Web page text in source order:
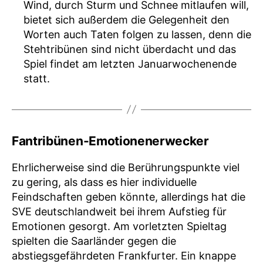
Wind, durch Sturm und Schnee mitlaufen will,
bietet sich außerdem die Gelegenheit den
Worten auch Taten folgen zu lassen, denn die
Stehtribünen sind nicht überdacht und das
Spiel findet am letzten Januarwochenende
statt.
Fantribünen-Emotionenerwecker
Ehrlicherweise sind die Berührungspunkte viel
zu gering, als dass es hier individuelle
Feindschaften geben könnte, allerdings hat die
SVE deutschlandweit bei ihrem Aufstieg für
Emotionen gesorgt. Am vorletzten Spieltag
spielten die Saarländer gegen die
abstiegsgefährdeten Frankfurter. Ein knappe